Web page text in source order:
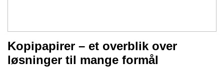
Kopipapirer – et overblik over
løsninger til mange formål